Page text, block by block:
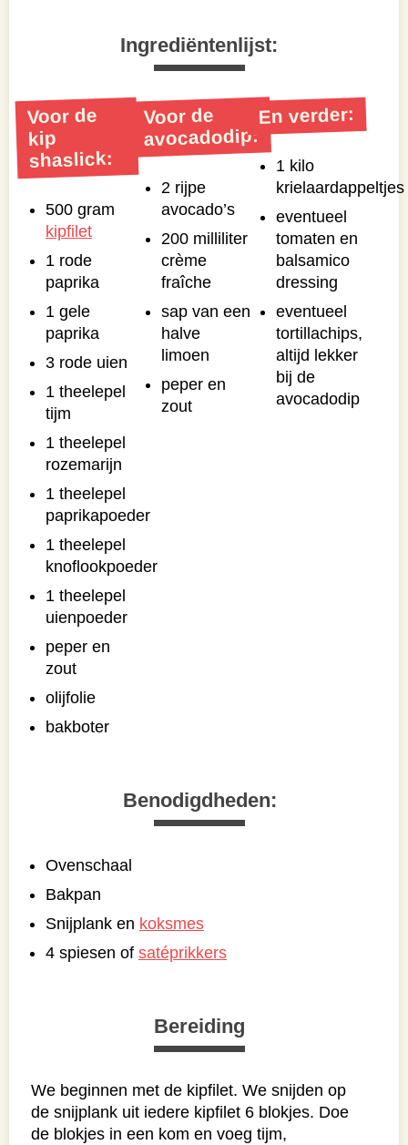
Ingrediëntenlijst:
Voor de
kip
shaslick:
500 gram
kipfilet
1 rode
paprika
1 gele
paprika
3 rode uien
1 theelepel
tijm
1 theelepel
rozemarijn
1 theelepel
paprikapoeder
1 theelepel
knoflookpoeder
1 theelepel
uienpoeder
peper en
zout
olijfolie
bakboter
Voor de
avocadodip:
2 rijpe
avocado’s
200 milliliter
crème
fraîche
sap van een
halve
limoen
peper en
zout
En verder:
1 kilo
krielaardappeltjes
eventueel
tomaten en
balsamico
dressing
eventueel
tortillachips,
altijd lekker
bij de
avocadodip
Benodigdheden:
Ovenschaal
Bakpan
Snijplank en koksmes
4 spiesen of satéprikkers
Bereiding
We beginnen met de kipfilet. We snijden op
de snijplank uit iedere kipfilet 6 blokjes. Doe
de blokjes in een kom en voeg tijm,